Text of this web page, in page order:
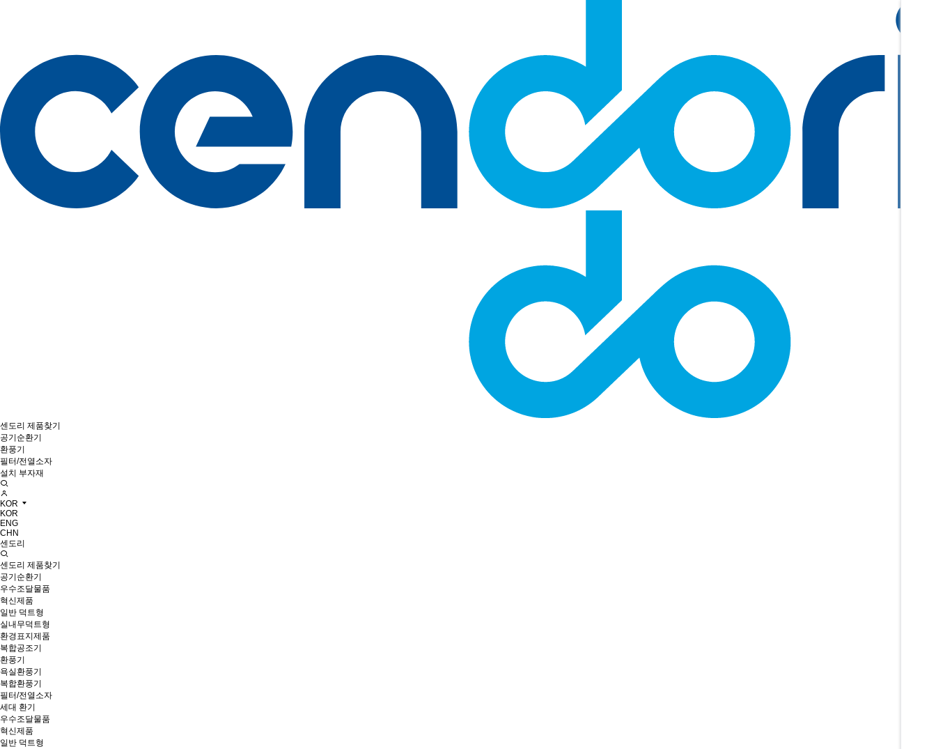
센도리 제품찾기
공기순환기
환풍기
필터/전열소자
설치 부자재
KOR
KOR
ENG
CHN
센도리
센도리 제품찾기
공기순환기
우수조달물품
혁신제품
일반 덕트형
실내무덕트형
환경표지제품
복합공조기
환풍기
욕실환풍기
복합환풍기
필터/전열소자
세대 환기
우수조달물품
혁신제품
일반 덕트형